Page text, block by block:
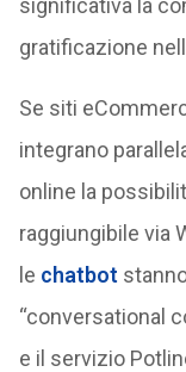
significativa la
gratificazione
Se siti
integrano
online la
raggiungibile via
le chatbot
“conversational
e il servizio